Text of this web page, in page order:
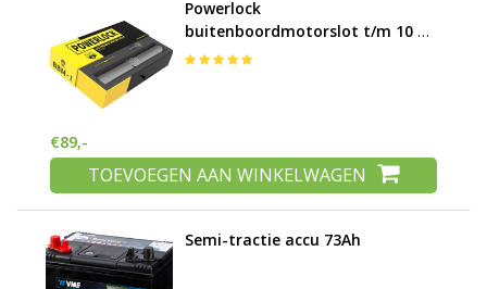
Powerlock
buitenboordmotorslot t/m 10 pk
SCM-gekeurd
€89,-
TOEVOEGEN AAN WINKELWAGEN
Semi-tractie accu 73Ah